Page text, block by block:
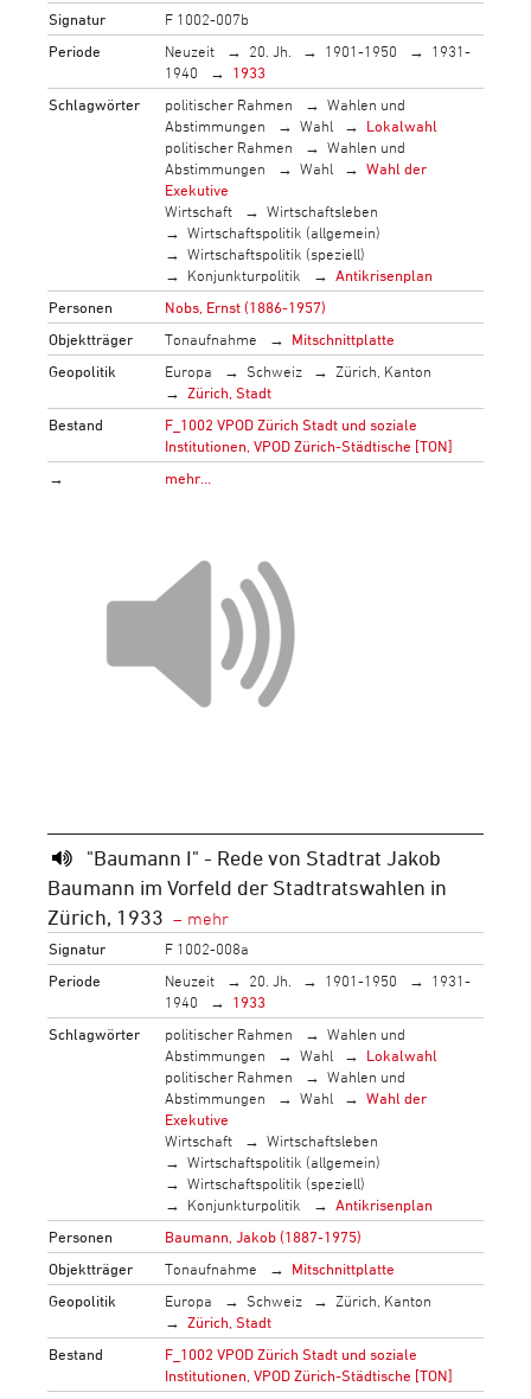
Signatur
F 1002-007b
Periode
Neuzeit 20. Jh. 1901-1950
1931-
1940
1933
Schlagwörter
politischer Rahmen
Wahlen und
Abstimmungen
Wahl
Lokalwahl
politischer Rahmen
Wahlen und
Abstimmungen
Wahl
Wahl der
Exekutive
Wirtschaft
Wirtschaftsleben
Wirtschaftspolitik (allgemein)
Wirtschaftspolitik (speziell)
Konjunkturpolitik
Antikrisenplan
Personen
Nobs, Ernst (1886-1957)
Objektträger
Tonaufnahme
Mitschnittplatte
Geopolitik
Europa Schweiz
Zürich, Kanton
Zürich, Stadt
Bestand
F_1002 VPOD Zürich Stadt und soziale
Institutionen, VPOD Zürich-Städtische [TON]
→
mehr…
"Baumann I" - Rede von Stadtrat Jakob
Baumann im Vorfeld der Stadtratswahlen in
Zürich, 1933
Signatur
F 1002-008a
Periode
Neuzeit 20. Jh. 1901-1950
1931-
1940
1933
Schlagwörter
politischer Rahmen
Wahlen und
Abstimmungen
Wahl
Lokalwahl
politischer Rahmen
Wahlen und
Abstimmungen
Wahl
Wahl der
Exekutive
Wirtschaft
Wirtschaftsleben
Wirtschaftspolitik (allgemein)
Wirtschaftspolitik (speziell)
Konjunkturpolitik
Antikrisenplan
Personen
Baumann, Jakob (1887-1975)
Objektträger
Tonaufnahme
Mitschnittplatte
Geopolitik
Europa Schweiz
Zürich, Kanton
Zürich, Stadt
Bestand
F_1002 VPOD Zürich Stadt und soziale
Institutionen, VPOD Zürich-Städtische [TON]